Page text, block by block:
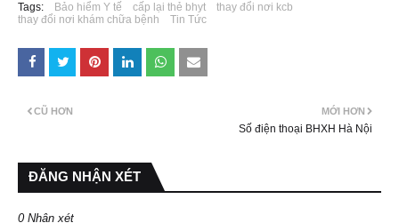
Tags: Bảo hiểm Y tế cấp lại thẻ bhyt
thay đổi nơi kcb
thay đổi nơi khám chữa bệnh
Tin Tức
MỚI HƠN
Số điện thoại BHXH Hà Nội
CŨ HƠN
ĐĂNG NHẬN XÉT
0 Nhận xét